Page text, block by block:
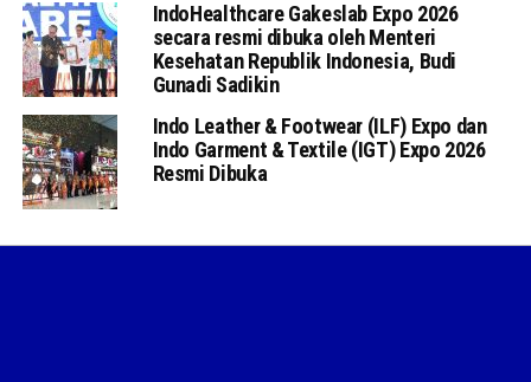
IndoHealthcare Gakeslab Expo 2026
secara resmi dibuka oleh Menteri
Kesehatan Republik Indonesia, Budi
Gunadi Sadikin
Indo Leather & Footwear (ILF) Expo dan
Indo Garment & Textile (IGT) Expo 2026
Resmi Dibuka